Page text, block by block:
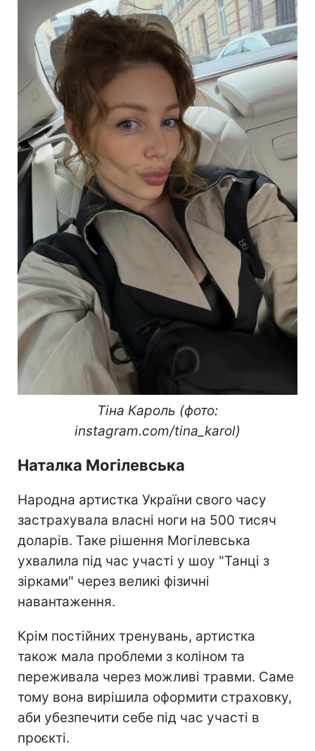
Тіна Кароль (фото:
instagram.com/tina_karol)
Наталка Могілевська
Народна артистка України свого часу
застрахувала власні ноги на 500 тисяч
доларів. Таке рішення Могілевська
ухвалила під час участі у шоу "Танці з
зірками" через великі фізичні
навантаження.
Крім постійних тренувань, артистка
також мала проблеми з коліном та
переживала через можливі травми. Саме
тому вона вирішила оформити страховку,
аби убезпечити себе під час участі в
проєкті.